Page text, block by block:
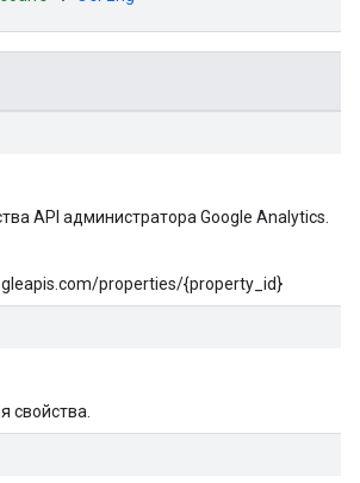
API администратора Google Analytics.
properties/{property_id}
свойства.